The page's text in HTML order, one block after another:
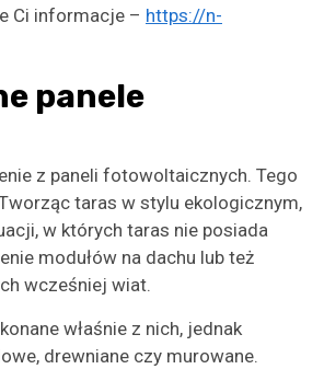
Ci informacje – https://n-
panele
z paneli fotowoltaicznych. Tego
taras w stylu ekologicznym,
w których taras nie posiada
modułów na dachu lub też
wcześniej wiat.
właśnie z nich, jednak
drewniane czy murowane.